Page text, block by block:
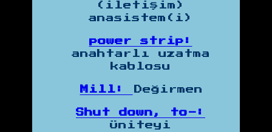
(iletişim)
anasistem(i)
power strip:
anahtarlı uzatma
kablosu
Mill: Değirmen
Shut down, to-:
Üniteyi